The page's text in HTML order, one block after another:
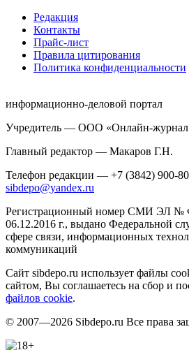
Редакция
Контакты
Прайс-лист
Правила цитирования
Политика конфиденциальности
информационно-деловой портал
Учредитель — ООО «Онлайн-журнал
Главный редактор — Макаров Г.Н.
Телефон редакции — +7 (3842) 900-
sibdepo@yandex.ru
Регистрационный номер СМИ ЭЛ №
06.12.2016 г., выдано Федеральной
сфере связи, информационных
коммуникаций
Сайт sibdepo.ru использует файлы
сайтом, Вы соглашаетесь на сбор и
файлов cookie.
© 2007—2026 Sibdepo.ru Все права